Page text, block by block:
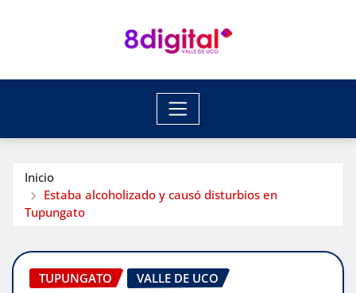
Inicio
Estaba alcoholizado y causó disturbios en
Tupungato
TUPUNGATO VALLE DE UCO